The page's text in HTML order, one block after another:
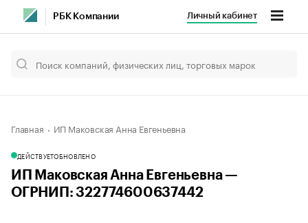
РБК Компании Личный кабинет
Главная ИП Маковская Анна Евгеньевна
ДЕЙСТВУЕТОБНОВЛЕНО
ИП Маковская Анна Евгеньевна —
ОГРНИП: 322774600637442